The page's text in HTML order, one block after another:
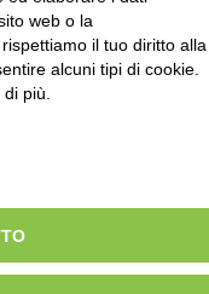
web o la
il tuo diritto alla
alcuni tipi di cookie.
più.